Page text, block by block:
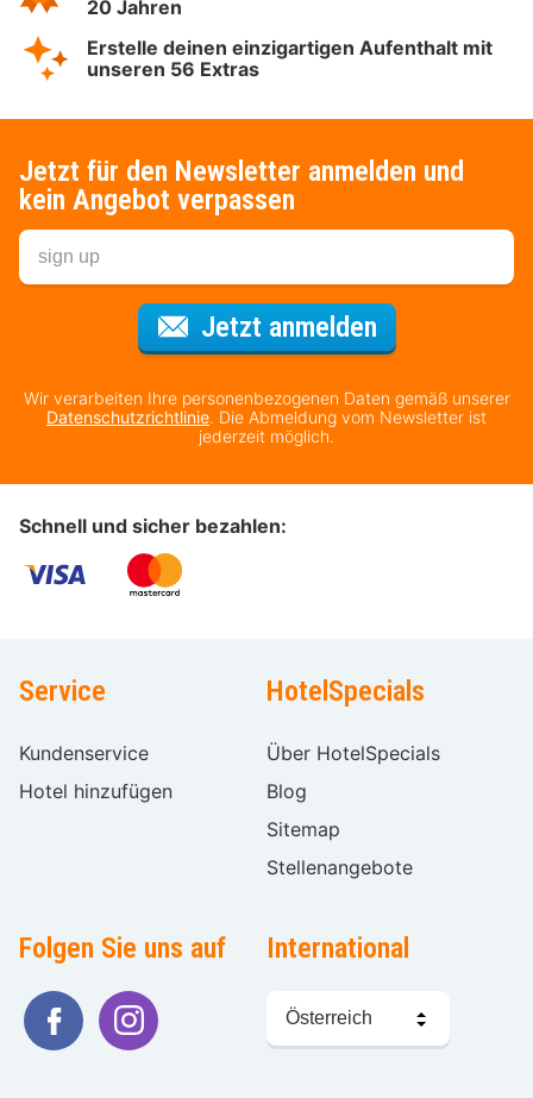
20 Jahren
Erstelle deinen einzigartigen Aufenthalt mit
unseren 56 Extras
Jetzt für den Newsletter anmelden und
kein Angebot verpassen
Jetzt anmeldenFür den
Wir verarbeiten Ihre personenbezogenen Daten gemäß unserer
Datenschutzrichtlinie. Die Abmeldung vom Newsletter ist
jederzeit möglich.
Schnell und sicher bezahlen:
Service
Kundenservice
Hotel hinzufügen
HotelSpecials
Über HotelSpecials
Blog
Sitemap
Stellenangebote
Folgen Sie uns auf International
Sprache
wählen